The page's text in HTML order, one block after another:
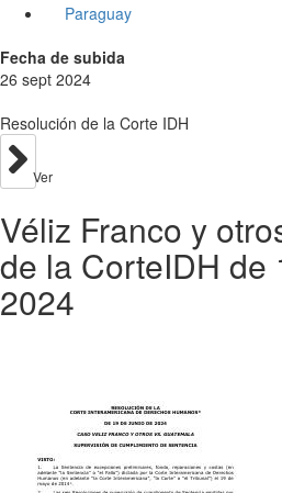
Paraguay
Fecha de subida
26 sept 2024
Resolución de la Corte IDH
Ver
Véliz Franco y
de la CorteIDH de
2024